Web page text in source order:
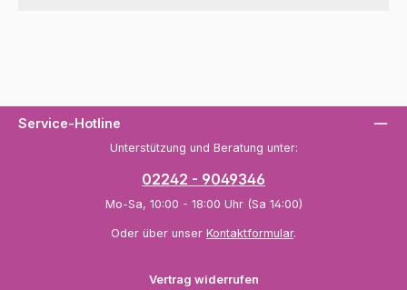
Service-Hotline
Unterstützung und Beratung unter:
02242 - 9049346
Mo-Sa, 10:00 - 18:00 Uhr (Sa 14:00)
Oder über unser Kontaktformular.
Vertrag widerrufen